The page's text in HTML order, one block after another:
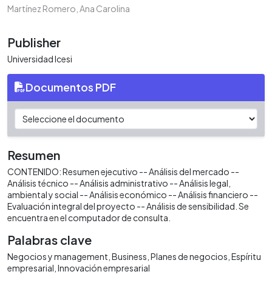
Martínez Romero, Ana Carolina
Publisher
Universidad Icesi
Documentos PDF
Resumen
CONTENIDO: Resumen ejecutivo -- Análisis del mercado --
Análisis técnico -- Análisis administrativo -- Análisis legal,
ambiental y social -- Análisis económico -- Análisis financiero --
Evaluación integral del proyecto -- Análisis de sensibilidad. Se
encuentra en el computador de consulta.
Palabras clave
Negocios y management Business Planes de negocios Espíritu
empresarial Innovación empresarial